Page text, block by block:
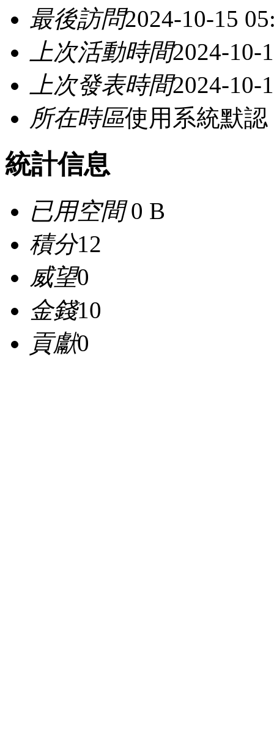
最後訪問2024-10-15
上次活動時間2024-10-
上次發表時間2024-10-
所在時區使用系統默認
統計信息
已用空間0 B
積分12
威望0
金錢10
貢獻0